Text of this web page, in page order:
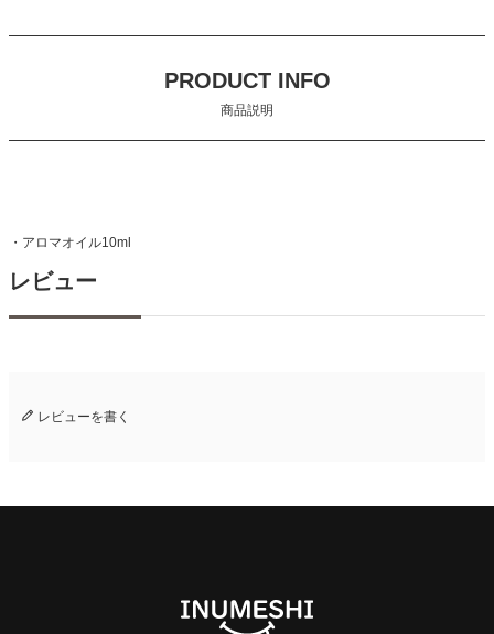
PRODUCT INFO
商品説明
・アロマオイル10ml
レビュー
レビューを書く